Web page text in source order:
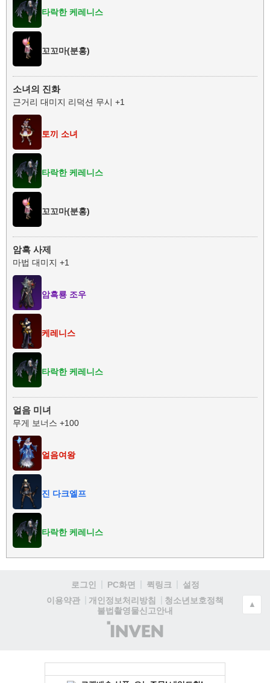
타락한 케레니스
꼬꼬마(분홍)
소녀의 진화
근거리 대미지 리덕션 무시 +1
토끼 소녀
타락한 케레니스
꼬꼬마(분홍)
암흑 사제
마법 대미지 +1
암흑룡 조우
케레니스
타락한 케레니스
얼음 미녀
무게 보너스 +100
얼음여왕
진 다크엘프
타락한 케레니스
로그인 PC화면 퀵링크
설정
이용약관
개인정보처리방침
청소년보호정책
불법촬영물신고안내
(주)
인
▲